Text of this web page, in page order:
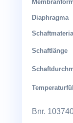
Diaphragma
Schaftlänge
Bnr.